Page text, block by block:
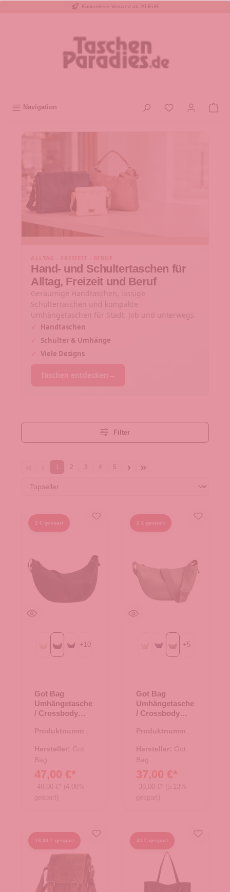
Kostenloser Versand ab 20 EUR
Navigation
Hand- und Schultertaschen für
Alltag, Freizeit und Beruf
Geräumige Handtaschen, lässige
Schultertaschen und kompakte
Umhängetaschen für Stadt, Job und unterwegs.
Handtaschen
Schulter & Umhänge
Viele Designs
Filter
1 2 3 4 5
2 € gespart
Beach Foam
BlackMONOCHROME deep ocean
+10
Got Bag
Umhängetasche
/ Crossbody
Black
Produktnummer:
Hersteller: Got
Bag
47,00 €*
49,00 €* (4.08%
gespart)
2 € gespart
Beach Foam
MONOCHROME deep
bass
+5
Got Bag
Umhängetasche
/ Crossbody
bass
Produktnummer:
Hersteller: Got
Bag
37,00 €*
39,00 €* (5.13%
gespart)
18,99 € gespart 41 € gespart